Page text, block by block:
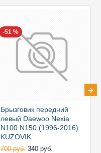
-51 %
Брызговик передний
левый Daewoo Nexia
N100 N150 (1996-2016)
KUZOVIK
700 руб. 340 руб.